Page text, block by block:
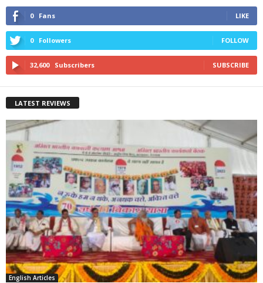
0 Fans LIKE
0 Followers FOLLOW
32,600 Subscribers SUBSCRIBE
LATEST REVIEWS
English Articles